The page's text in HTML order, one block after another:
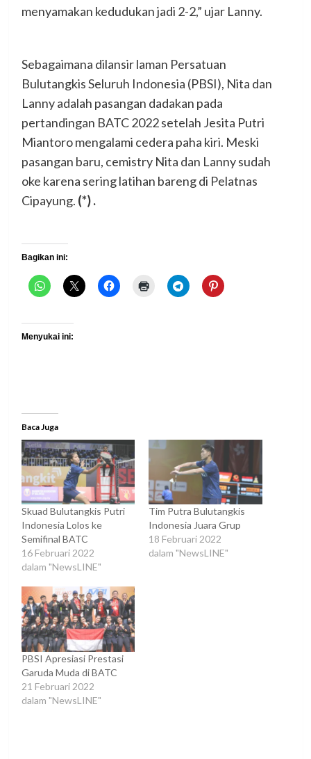
menyamakan kedudukan jadi 2-2,” ujar Lanny.
Sebagaimana dilansir laman Persatuan
Bulutangkis Seluruh Indonesia (PBSI), Nita dan
Lanny adalah pasangan dadakan pada
pertandingan BATC 2022 setelah Jesita Putri
Miantoro mengalami cedera paha kiri. Meski
pasangan baru, cemistry Nita dan Lanny sudah
oke karena sering latihan bareng di Pelatnas
Cipayung. (*) .
Bagikan ini:
Menyukai ini:
Baca Juga
Skuad Bulutangkis Putri
Indonesia Lolos ke
Semifinal BATC
16 Februari 2022
dalam "NewsLINE"
Tim Putra Bulutangkis
Indonesia Juara Grup
18 Februari 2022
dalam "NewsLINE"
PBSI Apresiasi Prestasi
Garuda Muda di BATC
21 Februari 2022
dalam "NewsLINE"